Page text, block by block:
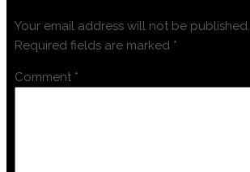
Your email address will not be published.
Required fields are marked *
Comment *